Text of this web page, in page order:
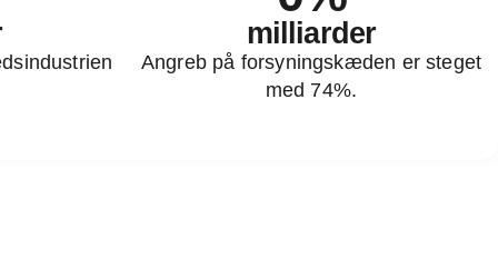
milliarder
Angreb på forsyningskæden er steget
med 74%.